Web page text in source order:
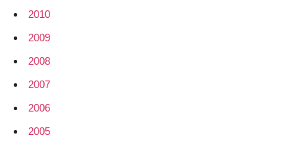
2010
2009
2008
2007
2006
2005